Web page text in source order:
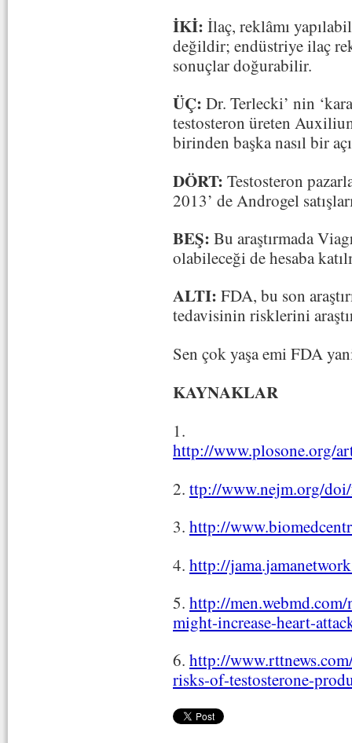
İKİ: İlaç, reklâmı
değildir; endüstriye ilaç
sonuçlar doğurabilir.
ÜÇ: Dr. Terlecki’ nin
testosteron üreten
birinden başka nasıl bir
DÖRT: Testosteron
2013’ de Androgel
BEŞ: Bu araştırmada
olabileceği de hesaba
ALTI: FDA, bu son
tedavisinin risklerini
Sen çok yaşa emi FDA
KAYNAKLAR
1.
http://www.plosone.org/
2. ttp://www.nejm.org/
3. http://
4. http://
5. http://
might-increase-heart-
6. http://
risks-of-testosterone-